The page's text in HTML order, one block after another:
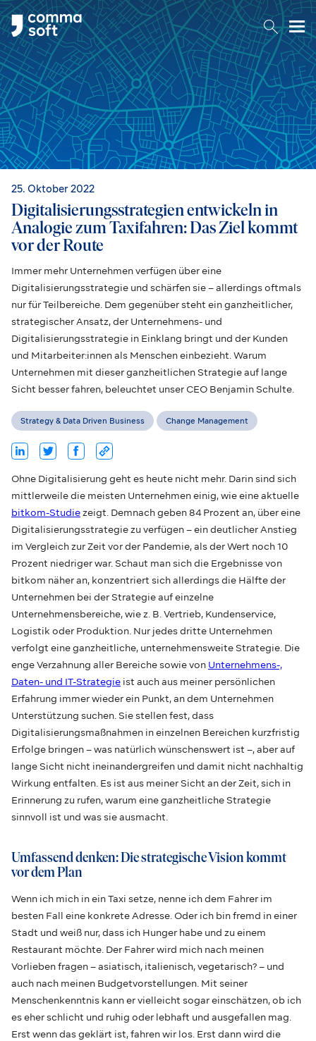
25. Oktober 2022
Digitalisierungsstrategien entwickeln in
Analogie zum Taxifahren: Das Ziel kommt
vor der Route
Immer mehr Unternehmen verfügen über eine
Digitalisierungsstrategie und schärfen sie – allerdings oftmals
nur für Teilbereiche. Dem gegenüber steht ein ganzheitlicher,
strategischer Ansatz, der Unternehmens- und
Digitalisierungsstrategie in Einklang bringt und der Kunden
und Mitarbeiter:innen als Menschen einbezieht. Warum
Unternehmen mit dieser ganzheitlichen Strategie auf lange
Sicht besser fahren, beleuchtet unser CEO Benjamin Schulte.
Strategy & Data Driven Business Change Management
Ohne Digitalisierung geht es heute nicht mehr. Darin sind sich
mittlerweile die meisten Unternehmen einig, wie eine aktuelle
bitkom-Studiezeigt. Demnach geben 84 Prozent an, über eine
Digitalisierungsstrategie zu verfügen – ein deutlicher Anstieg
im Vergleich zur Zeit vor der Pandemie, als der Wert noch 10
Prozent niedriger war. Schaut man sich die Ergebnisse von
bitkom näher an, konzentriert sich allerdings die Hälfte der
Unternehmen bei der Strategie auf einzelne
Unternehmensbereiche, wie z. B. Vertrieb, Kundenservice,
Logistik oder Produktion. Nur jedes dritte Unternehmen
verfolgt eine ganzheitliche, unternehmensweite Strategie. Die
enge Verzahnung aller Bereiche sowie von Unternehmens-,
Daten- und IT-Strategie ist auch aus meiner persönlichen
Erfahrung immer wieder ein Punkt, an dem Unternehmen
Unterstützung suchen. Sie stellen fest, dass
Digitalisierungsmaßnahmen in einzelnen Bereichen kurzfristig
Erfolge bringen – was natürlich wünschenswert ist –, aber auf
lange Sicht nicht ineinandergreifen und damit nicht nachhaltig
Wirkung entfalten. Es ist aus meiner Sicht an der Zeit, sich in
Erinnerung zu rufen, warum eine ganzheitliche Strategie
sinnvoll ist und was sie ausmacht.
Umfassend denken: Die strategische Vision kommt
vor dem Plan
Wenn ich mich in ein Taxi setze, nenne ich dem Fahrer im
besten Fall eine konkrete Adresse. Oder ich bin fremd in einer
Stadt und weiß nur, dass ich Hunger habe und zu einem
Restaurant möchte. Der Fahrer wird mich nach meinen
Vorlieben fragen – asiatisch, italienisch, vegetarisch? – und
auch nach meinen Budgetvorstellungen. Mit seiner
Menschenkenntnis kann er vielleicht sogar einschätzen, ob ich
es eher schlicht und ruhig oder lebhaft und ausgefallen mag.
Erst wenn das geklärt ist, fahren wir los. Erst dann wird die